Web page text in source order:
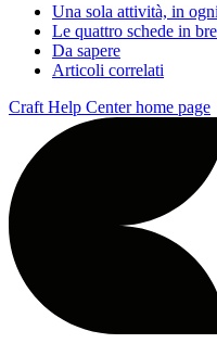
Una sola attività, in
Le quattro schede in
Da sapere
Articoli correlati
Craft Help Centerhome page